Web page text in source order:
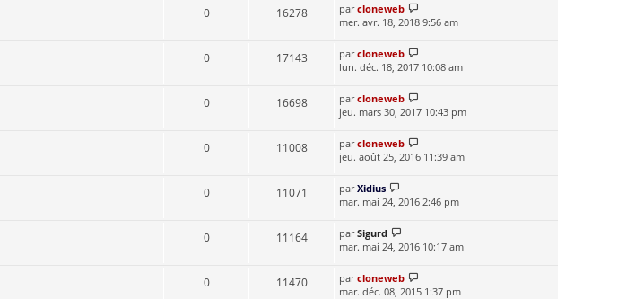
0 16278 parcloneweb
mer. avr. 18, 2018 9:56 am
0 17143 parcloneweb
lun. déc. 18, 2017 10:08 am
0 16698 parcloneweb
jeu. mars 30, 2017 10:43 pm
0 11008 parcloneweb
jeu. août 25, 2016 11:39 am
0 11071 parXidius
mar. mai 24, 2016 2:46 pm
0 11164 parSigurd
mar. mai 24, 2016 10:17 am
0 11470 parcloneweb
mar. déc. 08, 2015 1:37 pm